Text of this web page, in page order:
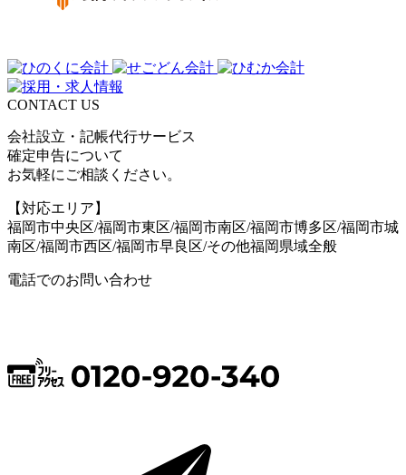
CONTACT US
会社設立・記帳代行サービス
確定申告について
お気軽にご相談ください。
【対応エリア】
福岡市中央区/福岡市東区/福岡市南区/福岡市博多区/福岡市城
南区/福岡市西区/福岡市早良区/その他福岡県域全般
電話でのお問い合わせ